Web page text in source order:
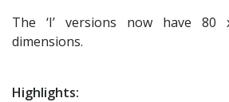
The ‘I’ versions now have
dimensions.
Highlights: